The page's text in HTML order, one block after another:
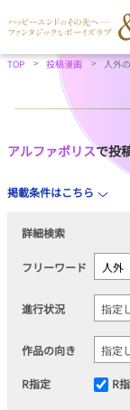
TOP 投稿漫画 人外
アルファポリスで投
掲載条件はこちら
詳細検索
フリーワード
進行状況
作品の向き
R指定 R